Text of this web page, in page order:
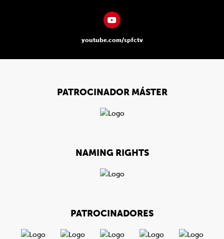
youtube.com/spfctv
PATROCINADOR MÁSTER
NAMING RIGHTS
PATROCINADORES